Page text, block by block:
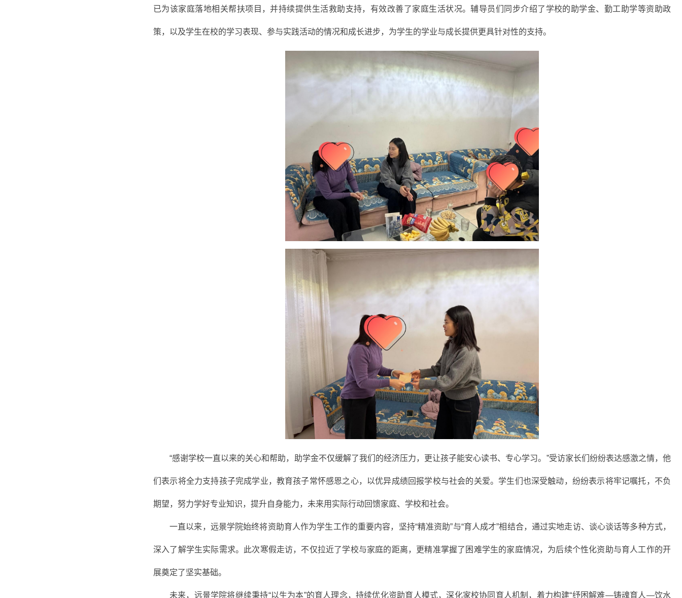
已为该家庭落地相关帮扶项目，并持续提供生活救助支持，有效改善了家庭生活状况。辅导员们同步介绍了学校的助学金、勤工助学等资助政
策，以及学生在校的学习表现、参与实践活动的情况和成长进步，为学生的学业与成长提供更具针对性的支持。
“感谢学校一直以来的关心和帮助，助学金不仅缓解了我们的经济压力，更让孩子能安心读书、专心学习。”受访家长们纷纷表达感激之情，他
们表示将全力支持孩子完成学业，教育孩子常怀感恩之心，以优异成绩回报学校与社会的关爱。学生们也深受触动，纷纷表示将牢记嘱托，不负
期望，努力学好专业知识，提升自身能力，未来用实际行动回馈家庭、学校和社会。
一直以来，远景学院始终将资助育人作为学生工作的重要内容，坚持“精准资助”与“育人成才”相结合，通过实地走访、谈心谈话等多种方式，
深入了解学生实际需求。此次寒假走访，不仅拉近了学校与家庭的距离，更精准掌握了困难学生的家庭情况，为后续个性化资助与育人工作的开
展奠定了坚实基础。
未来，远景学院将继续秉持“以生为本”的育人理念，持续优化资助育人模式，深化家校协同育人机制，着力构建“纾困解难—铸魂育人—饮水